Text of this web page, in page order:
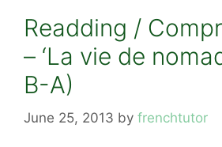
Readding /
– ‘La vie de
B-A)
June 25, 2013 by frenchtutor